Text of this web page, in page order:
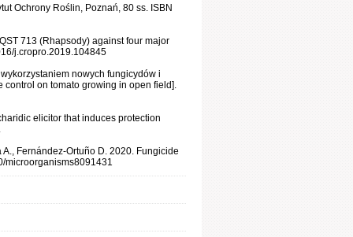
Ochrony Roślin, Poznań, 80 ss. ISBN
713 (Rhapsody) against four major
j.cropro.2019.104845
nowych fungicydów i
on tomato growing in open field].
elicitor that induces protection
Fernández-Ortuño D. 2020. Fungicide
microorganisms8091431